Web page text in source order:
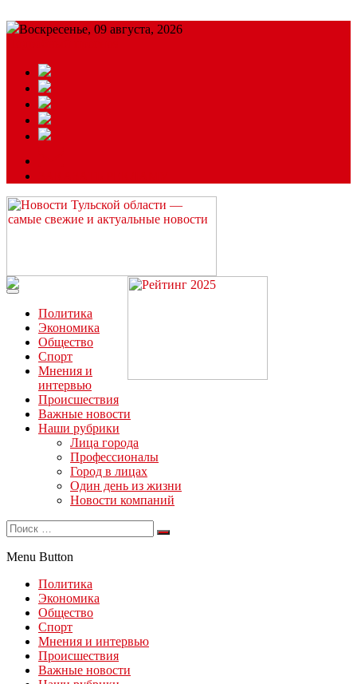
Воскресенье, 09 августа, 2026
Читайте последние новости дня в Тульской области на сайте
“ЗаНовомосковск”
Политика
Экономика
Общество
Спорт
Мнения и
интервью
Происшествия
Важные новости
Наши рубрики
Лица города
Профессионалы
Город в лицах
Один день из жизни
Новости компаний
Menu Button
Политика
Экономика
Общество
Спорт
Мнения и интервью
Происшествия
Важные новости